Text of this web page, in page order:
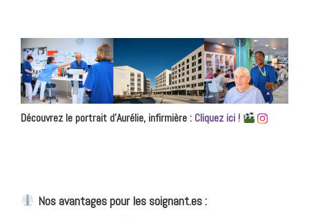
Découvrez le portrait d’Aurélie, infirmière : Cliquez ici !
Nos avantages pour les soignant.es :